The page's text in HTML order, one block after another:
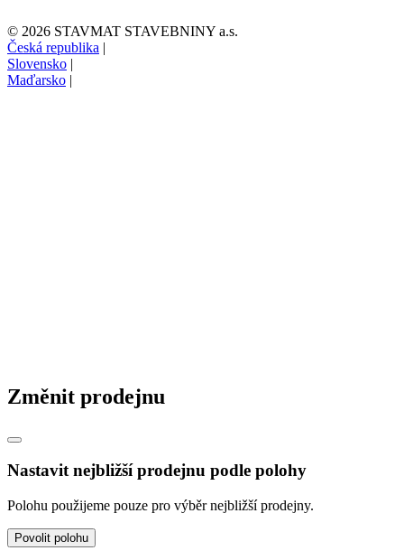
© 2026 STAVMAT STAVEBNINY a.s.
Česká republika
Slovensko
Maďarsko
Změnit prodejnu
Nastavit nejbližší prodejnu podle polohy
Polohu použijeme pouze pro výběr nejbližší prodejny.
Povolit polohu